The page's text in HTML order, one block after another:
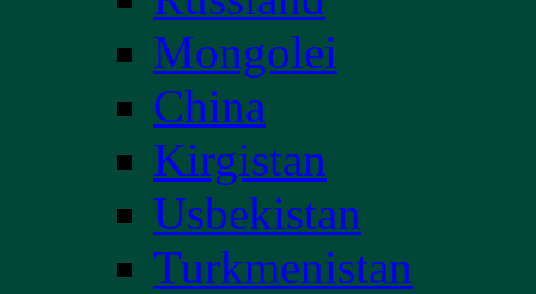
Mongolei
China
Kirgistan
Usbekistan
Turkmenistan